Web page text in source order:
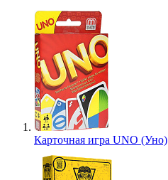
Карточная игра UNO (Уно)